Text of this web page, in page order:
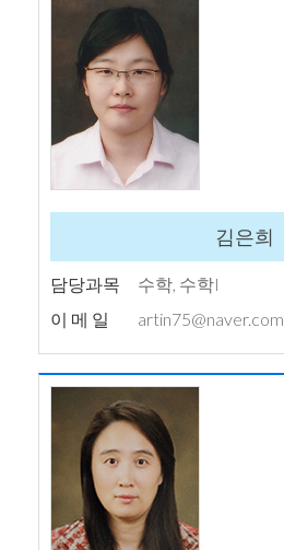
김은희
담당과목
수학, 수학I
이 메 일
artin75@naver.com